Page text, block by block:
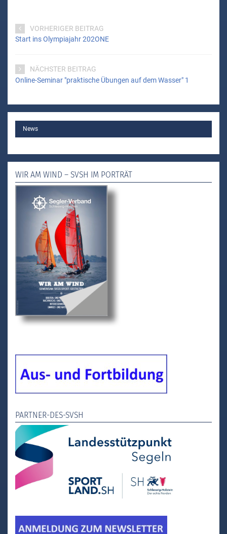
VORHERIGER BEITRAG
Start ins Olympiajahr 202ONE
NÄCHSTER BEITRAG
Online-Seminar "praktische Übungen auf dem Wasser" 1
MAIN
News
WIR AM WIND – SVSH IM PORTRÄT
PARTNER-DES-SVSH